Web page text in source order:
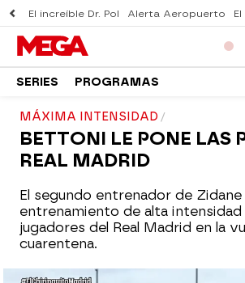
El increíble Dr. Pol Alerta Aeropuerto
SERIES PROGRAMAS
MÁXIMA INTENSIDAD
BETTONI LE PONE LAS
REAL MADRID
El segundo entrenador de Zidane
entrenamiento de alta intensidad
jugadores del Real Madrid en la
cuarentena.